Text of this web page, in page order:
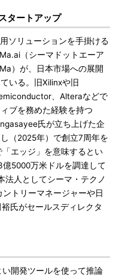
タートアップ
ソリューションを手掛ける
（シーマドットエーア
）が、日本市場への展開
いる。旧Xilinxや旧
、Alteraなどで
ブを務めた経験を持つ
氏が立ち上げた企
（2025年）で創立7周年を
エッジ」を意味するとい
5000万米ドルを調達して
法人としてシーマ・テクノ
トリーマネージャーや日
氏がセールスディレクタ
開発ツールを使って推論